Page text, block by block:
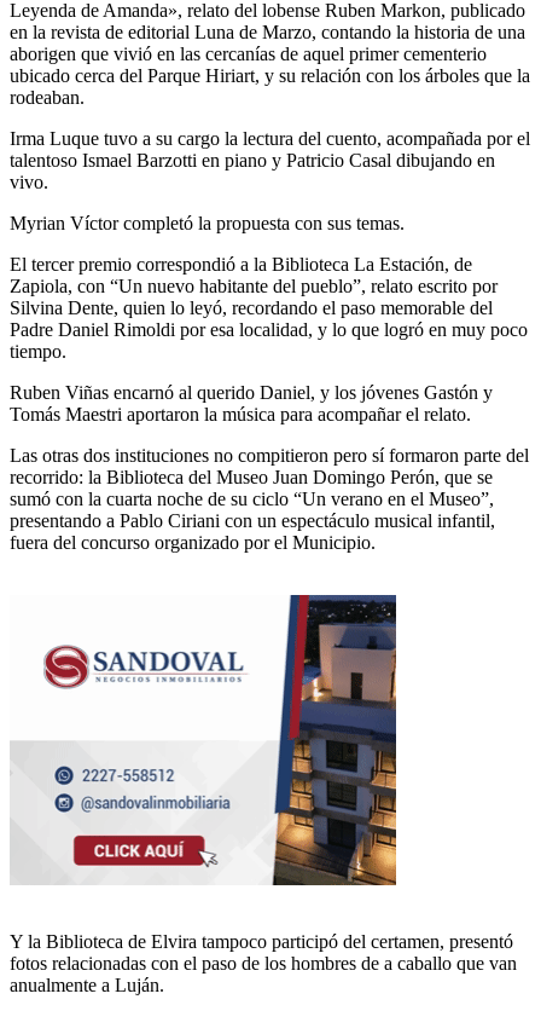
Leyenda de Amanda», relato del lobense Ruben Markon, publicado
en la revista de editorial Luna de Marzo, contando la historia de una
aborigen que vivió en las cercanías de aquel primer cementerio
ubicado cerca del Parque Hiriart, y su relación con los árboles que la
rodeaban.
Irma Luque tuvo a su cargo la lectura del cuento, acompañada por el
talentoso Ismael Barzotti en piano y Patricio Casal dibujando en
vivo.
Myrian Víctor completó la propuesta con sus temas.
El tercer premio correspondió a la Biblioteca La Estación, de
Zapiola, con “Un nuevo habitante del pueblo”, relato escrito por
Silvina Dente, quien lo leyó, recordando el paso memorable del
Padre Daniel Rimoldi por esa localidad, y lo que logró en muy poco
tiempo.
Ruben Viñas encarnó al querido Daniel, y los jóvenes Gastón y
Tomás Maestri aportaron la música para acompañar el relato.
Las otras dos instituciones no compitieron pero sí formaron parte del
recorrido: la Biblioteca del Museo Juan Domingo Perón, que se
sumó con la cuarta noche de su ciclo “Un verano en el Museo”,
presentando a Pablo Ciriani con un espectáculo musical infantil,
fuera del concurso organizado por el Municipio.
Y la Biblioteca de Elvira tampoco participó del certamen, presentó
fotos relacionadas con el paso de los hombres de a caballo que van
anualmente a Luján.